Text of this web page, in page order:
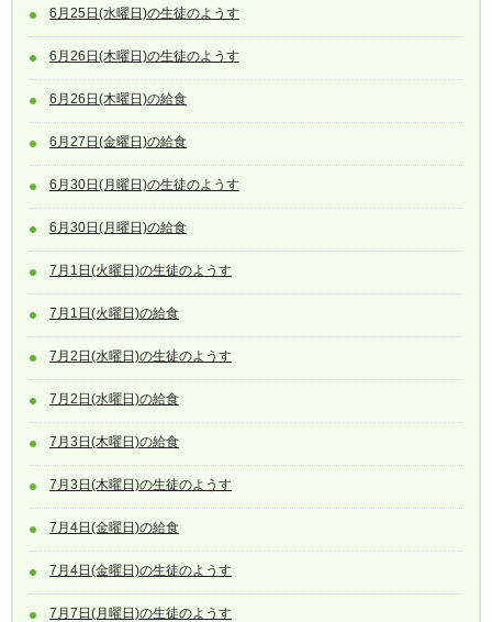
6月25日(水曜日)の生徒のようす
6月26日(木曜日)の生徒のようす
6月26日(木曜日)の給食
6月27日(金曜日)の給食
6月30日(月曜日)の生徒のようす
6月30日(月曜日)の給食
7月1日(火曜日)の生徒のようす
7月1日(火曜日)の給食
7月2日(水曜日)の生徒のようす
7月2日(水曜日)の給食
7月3日(木曜日)の給食
7月3日(木曜日)の生徒のようす
7月4日(金曜日)の給食
7月4日(金曜日)の生徒のようす
7月7日(月曜日)の生徒のようす